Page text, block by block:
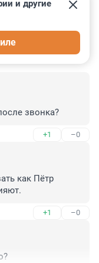
и другие
звонка?
+1 –0
как Пётр
+1 –0